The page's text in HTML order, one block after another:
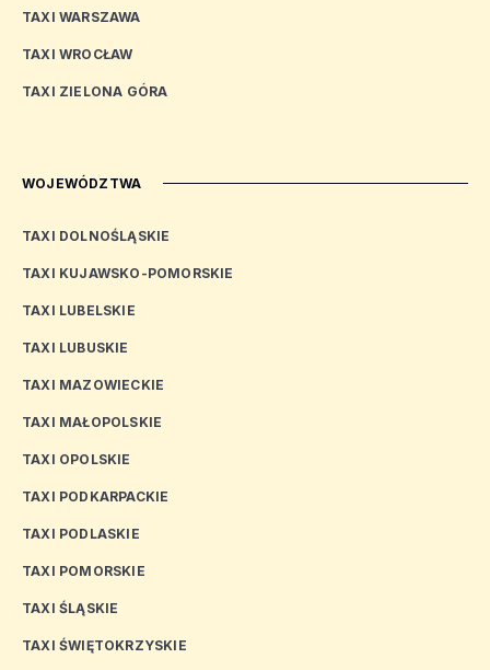
TAXI WARSZAWA
TAXI WROCŁAW
TAXI ZIELONA GÓRA
WOJEWÓDZTWA
TAXI DOLNOŚLĄSKIE
TAXI KUJAWSKO-POMORSKIE
TAXI LUBELSKIE
TAXI LUBUSKIE
TAXI MAZOWIECKIE
TAXI MAŁOPOLSKIE
TAXI OPOLSKIE
TAXI PODKARPACKIE
TAXI PODLASKIE
TAXI POMORSKIE
TAXI ŚLĄSKIE
TAXI ŚWIĘTOKRZYSKIE